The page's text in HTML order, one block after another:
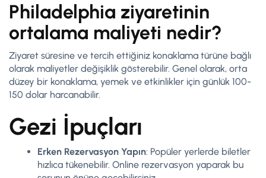
Philadelphia ziyaretinin
ortalama maliyeti nedir?
Ziyaret süresine ve tercih ettiğiniz konaklama türüne bağlı
olarak maliyetler değişiklik gösterebilir. Genel olarak, orta
düzey bir konaklama, yemek ve etkinlikler için günlük 100-
150 dolar harcanabilir.
Gezi İpuçları
Erken Rezervasyon Yapın: Popüler yerlerde biletler
hızlıca tükenebilir. Online rezervasyon yaparak bu